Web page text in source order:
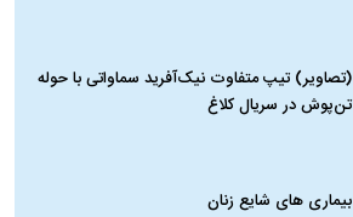
(تصاویر) تیپ متفاوت نیک‌آفرید سماواتی با حوله
تن‌پوش در سریال کلاغ
بیماری‌ های شایع زنان